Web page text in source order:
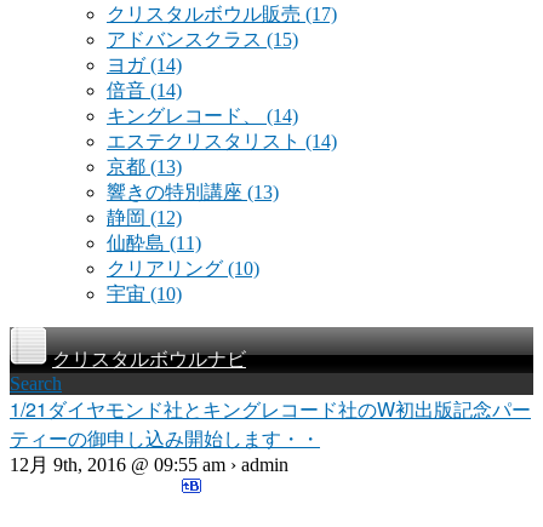
クリスタルボウル販売 (17)
アドバンスクラス (15)
ヨガ(14)
倍音 (14)
キングレコード、 (14)
エステクリスタリスト (14)
京都 (13)
響きの特別講座 (13)
静岡 (12)
仙酔島 (11)
クリアリング (10)
宇宙 (10)
クリスタルボウルナビ
Search
1/21ダイヤモンド社とキングレコード社のW初出版記念パー
ティーの御申し込み開始します・・
12月 9th, 2016 @ 09:55 am › admin